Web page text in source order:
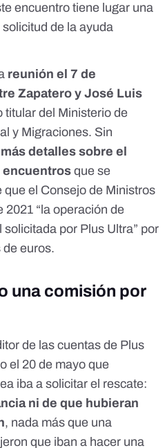
encuentro tiene lugar una
de la ayuda
reunión el 7 de
Zapatero y José Luis
titular del Ministerio de
y Migraciones. Sin
detalles sobre el
encuentros que se
el Consejo de Ministros
2021 “la operación de
por Plus Ultra” por
de euros.
una comisión por
de las cuentas de Plus
el 20 de mayo que
iba a solicitar el rescate:
ni de que hubieran
, nada más que una
que iban a hacer una